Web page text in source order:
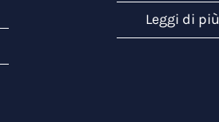
Leggi di più